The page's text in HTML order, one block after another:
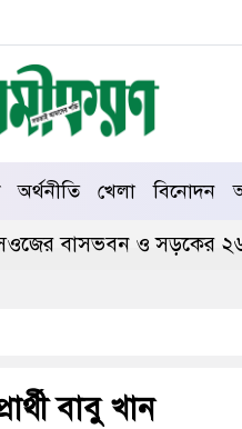
অর্থনীতি খেলা বিনোদন
ও সড়কের ২৬টি গাছ
বাবু খান